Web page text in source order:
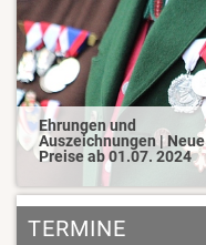
Ehrungen und
Auszeichnungen | Neue
Preise ab 01.07. 2024
TERMINE